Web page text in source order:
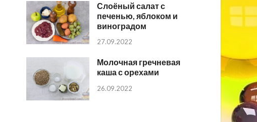
Слоёный салат с
печенью, яблоком и
виноградом
27.09.2022
Молочная гречневая
каша с орехами
26.09.2022